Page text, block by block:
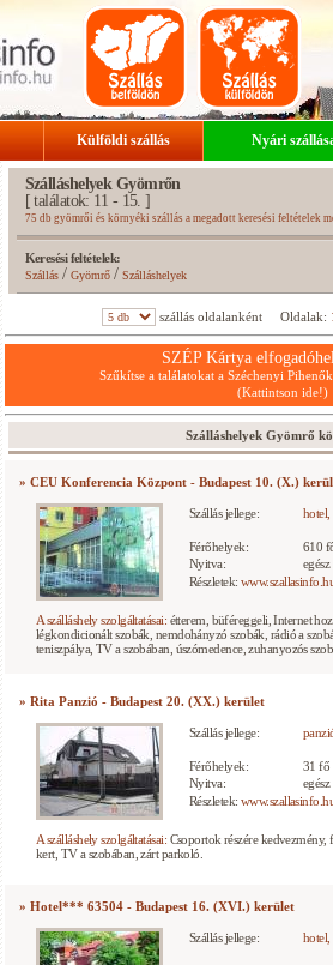
Külföldi szállás Nyári
Szálláshelyek Gyömrőn
[ találatok: 11 - 15. ]
75 db gyömrői és környéki szállás a megadott keresési feltételek
Keresési feltételek:
Szállás/ Gyömrő/Szálláshelyek
szállás oldalanként Oldalak:
SZÉP Kártya
Szűkítse a találatokat a Széchenyi
(Kattintson ide!)
Szálláshelyek Gyömrő
» CEU Konferencia Központ - Budapest 10. (X.)
Szállás jellege: hotel,
Férőhelyek:
610
Nyitva:
Részletek:
A szálláshely szolgáltatásai: étterem, büféreggeli, Internet
légkondicionált szobák, nemdohányzó szobák, rádió a
teniszpálya, TV a szobában, úszómedence, zuhanyozós
» Rita Panzió - Budapest 20. (XX.) kerület
Szállás jellege:
Férőhelyek:
31 fő
Nyitva:
Részletek:
A szálláshely szolgáltatásai: Csoportok részére kedvezmény,
kert, TV a szobában, zárt parkoló.
» Hotel*** 63504 - Budapest 16. (XVI.) kerület
Szállás jellege: hotel,